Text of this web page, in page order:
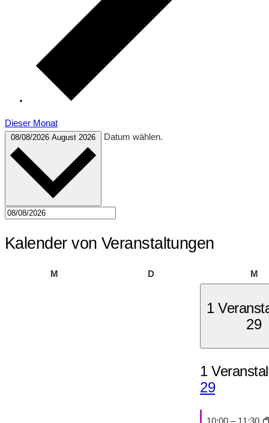
Dieser Monat
08/08/2026 August 2026 Datum wählen.
Kalender von Veranstaltungen
M DDienstag M
1
29
1
29